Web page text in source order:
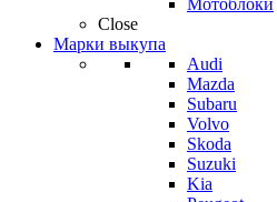
Мотоблоки
Close
Марки выкупа
Audi
Mazda
Subaru
Volvo
Skoda
Suzuki
Kia